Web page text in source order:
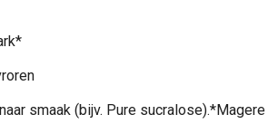
smaak (bijv. Pure